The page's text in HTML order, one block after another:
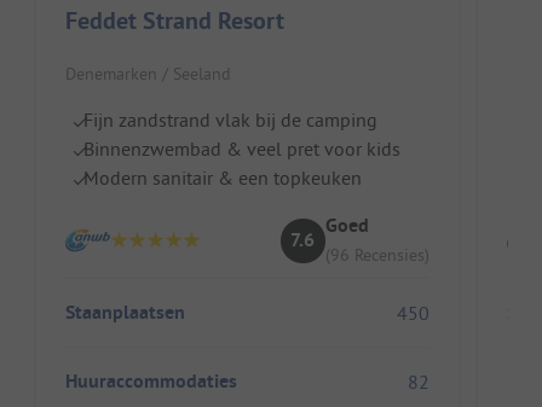
Feddet Strand Resort
Denemarken / Seeland
Fijn zandstrand vlak bij de camping
Binnenzwembad & veel pret voor kids
Modern sanitair & een topkeuken
7.6
Goed
(96 Recensies)
Staanplaatsen 450
Huuraccommodaties 82